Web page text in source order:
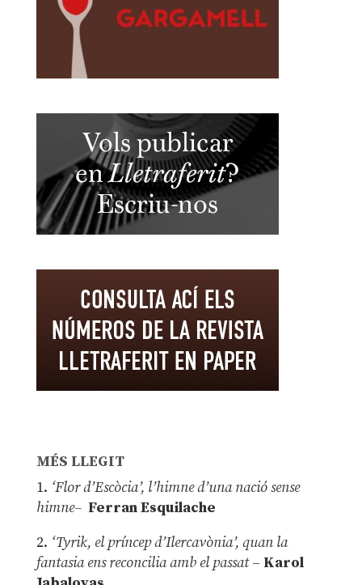
MÉS LLEGIT
1. ‘Flor d’Escòcia’, l’himne d’una nació sense
himne– Ferran Esquilache
2. ‘Tyrik, el príncep d’Ilercavònia’, quan la
fantasia ens reconcilia amb el passat– Karol